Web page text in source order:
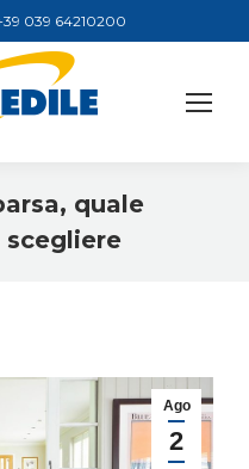
039 64210200
quale
Ago
2